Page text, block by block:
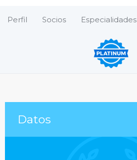
Perfil Socios Especialidades
Datos